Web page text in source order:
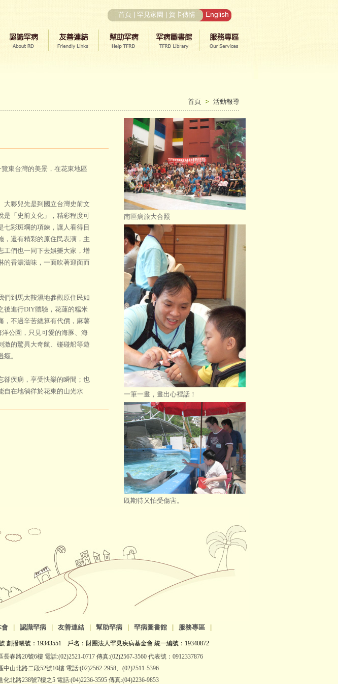
首頁 罕見家園 賀卡傳情 English
首頁 > 活動報導
東台灣的美景，在花東地區
夥兒先是到國立台灣史前文
是「史前文化」，精彩程度可
彩斑斕的項鍊，讓人看得目
，還有精彩的原住民表演，主
工們也一同下去娛樂大家，增
的香濃滋味，一面吹著迎面而
到馬太鞍濕地參觀原住民如
後進行DIY體驗，花蓮的糯米
，不過辛苦總算有代價，麻薯
公園，只見可愛的海豚、海
激的驚異大奇航、碰碰船等遊
。
疾病，享受快樂的瞬間；也
自在地徜徉於花東的山光水
南區病旅大合照
一筆一畫，畫出心裡話！
既期待又怕受傷害。
會 認識罕病 友善連結 幫助罕病 罕病圖書館 服務專區
劃撥帳號：19343551 戶名：財團法人罕見疾病基金會 統一編號：19340872
長春路20號6樓 電話:(02)2521-0717 傳真:(02)2567-3560 代表號：0912337876
中山北路二段52號10樓 電話:(02)2562-2958、(02)2511-5396
化北路238號7樓之5 電話:(04)2236-3595 傳真:(04)2236-9853